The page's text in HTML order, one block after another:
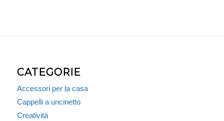
CATEGORIE
Accessori per la casa
Cappelli a uncinetto
Creatività